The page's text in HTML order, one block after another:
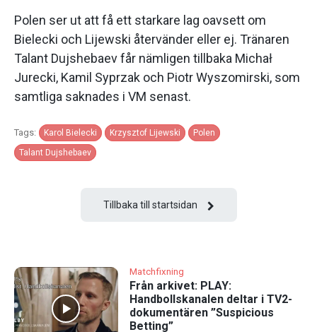
Polen ser ut att få ett starkare lag oavsett om
Bielecki och Lijewski återvänder eller ej. Tränaren
Talant Dujshebaev får nämligen tillbaka Michał
Jurecki, Kamil Syprzak och Piotr Wyszomirski, som
samtliga saknades i VM senast.
Tags: Karol Bielecki Krzysztof Lijewski
Polen
Talant Dujshebaev
Tillbaka till startsidan
Matchfixning
Från arkivet: PLAY:
Handbollskanalen deltar i TV2-
dokumentären ”Suspicious
Betting”